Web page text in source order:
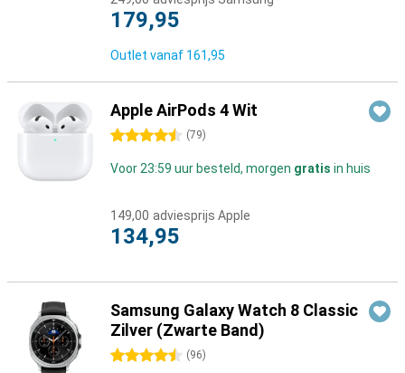
179,95
Outlet vanaf 161,95
Apple AirPods 4 Wit
4.5 sterren (79)
Voor 23:59 uur besteld, morgen gratis in huis
149,00 adviesprijs Apple
134,95
Samsung Galaxy Watch 8 Classic
Zilver (Zwarte Band)
4.5 sterren (96)